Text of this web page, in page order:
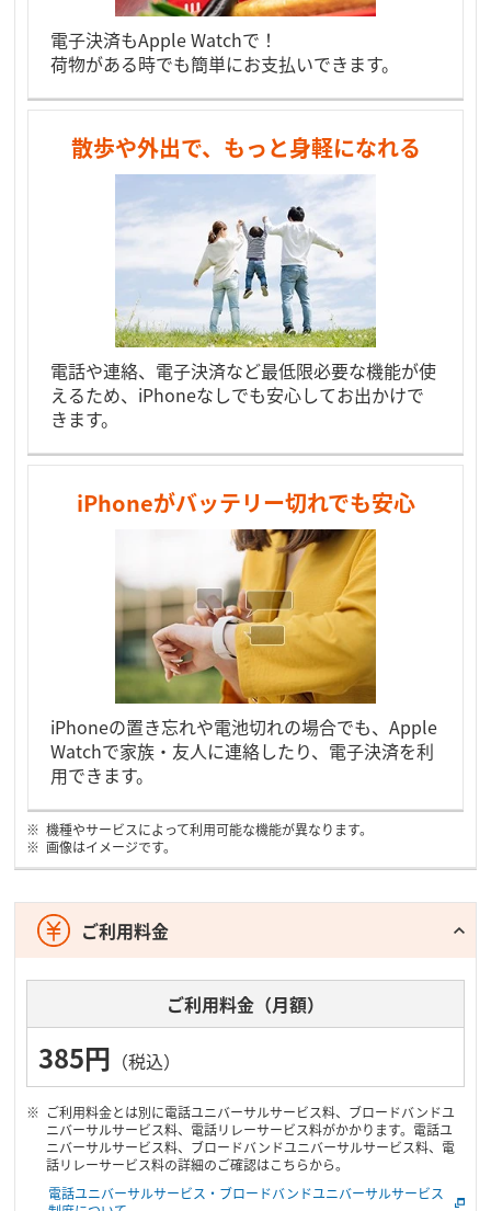
電子決済もApple Watchで！
荷物がある時でも簡単にお支払いできます。
散歩や外出で、もっと身軽になれる
電話や連絡、電子決済など最低限必要な機能が使
えるため、iPhoneなしでも安心してお出かけで
きます。
iPhoneがバッテリー切れでも安心
iPhoneの置き忘れや電池切れの場合でも、Apple
Watchで家族・友人に連絡したり、電子決済を利
用できます。
機種やサービスによって利用可能な機能が異なります。
画像はイメージです。
ご利用料金
ご利用料金（月額）
385円 （税込）
ご利用料金とは別に電話ユニバーサルサービス料、ブロードバンドユ
ニバーサルサービス料、電話リレーサービス料がかかります。電話ユ
ニバーサルサービス料、ブロードバンドユニバーサルサービス料、電
話リレーサービス料の詳細のご確認はこちらから。
電話ユニバーサルサービス・ブロードバンドユニバーサルサービス